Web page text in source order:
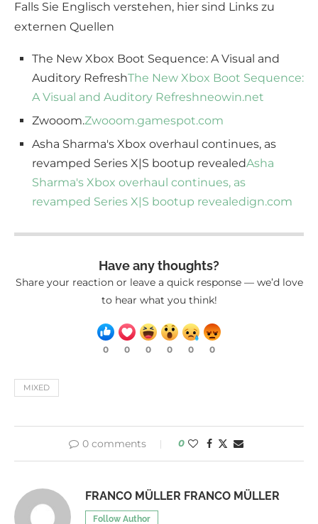
Darüber wird auch in der
ausländischen Presse berichtet
Falls Sie Englisch verstehen, hier sind Links zu
externen Quellen
The New Xbox Boot Sequence: A Visual and
neowin.net
Zwooom. Zwooom. gamespot.com
Asha Sharma's Xbox overhaul continues, as
Sharma's Xbox overhaul continues, as
revamped Series X|S bootup revealed
Have any thoughts?
Share your reaction or leave a quick response — we’d love
to hear what you think!
0 comments 0